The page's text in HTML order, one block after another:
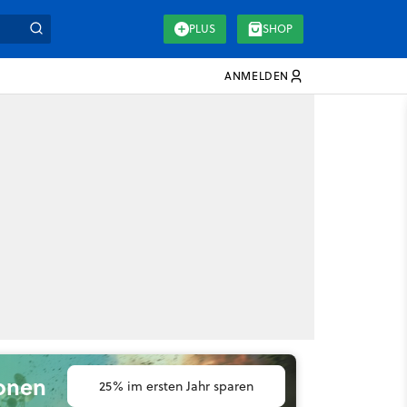
PLUS SHOP
ANMELDEN
25% im ersten Jahr sparen